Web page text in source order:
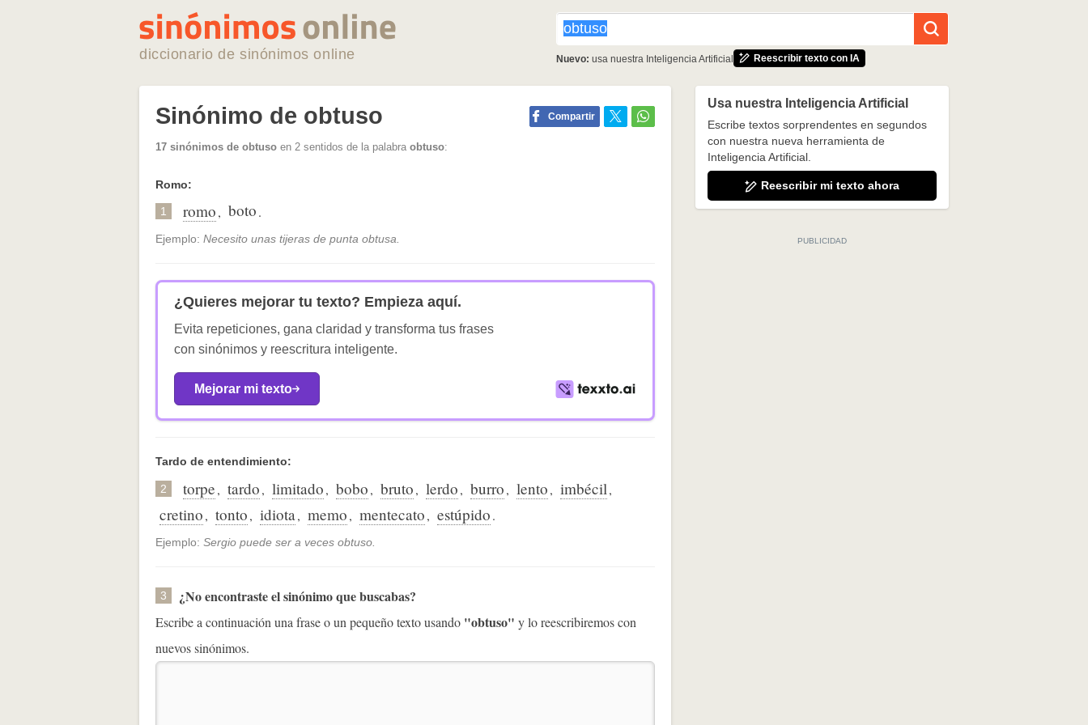
diccionario de sinónimos online Nuevo: usa nuestra Inteligencia Artificial Reescribir texto con IA
Sinónimo de obtuso Compartir
17 sinónimos de obtuso en 2 sentidos de la palabra obtuso:
Romo:
1 romo, boto.
Ejemplo: Necesito unas tijeras de punta obtusa.
¿Quieres mejorar tu texto? Empieza aquí.
Evita repeticiones, gana claridad y transforma tus frases
con sinónimos y reescritura inteligente.
Mejorar mi texto
Tardo de entendimiento:
2 torpe, tardo, limitado, bobo, bruto, lerdo, burro, lento, imbécil,
cretino, tonto, idiota, memo, mentecato, estúpido.
Ejemplo: Sergio puede ser a veces obtuso.
3 ¿No encontraste el sinónimo que buscabas?
Escribe a continuación una frase o un pequeño texto usando "obtuso" y lo reescribiremos con
nuevos sinónimos.
Usa nuestra Inteligencia Artificial
Escribe textos sorprendentes en segundos
con nuestra nueva herramienta de
Inteligencia Artificial.
Reescribir mi texto ahora